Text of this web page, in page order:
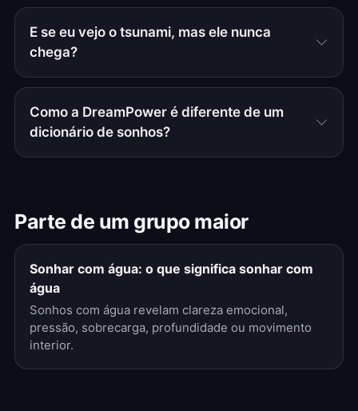
E se eu vejo o tsunami, mas ele nunca
chega?
Como a DreamPower é diferente de um
dicionário de sonhos?
Parte de um grupo maior
Sonhar com água: o que significa sonhar com
água
Sonhos com água revelam clareza emocional,
pressão, sobrecarga, profundidade ou movimento
interior.